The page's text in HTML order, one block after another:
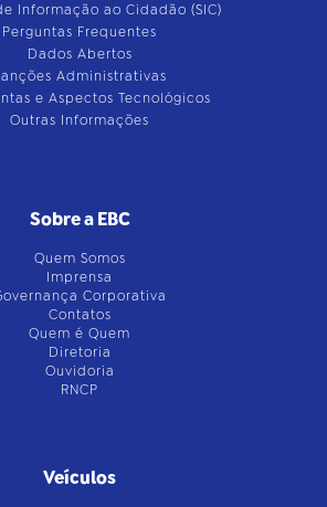
Informação ao Cidadão (SIC)
Perguntas Frequentes
Dados Abertos
Administrativas
e Aspectos Tecnológicos
Outras Informações
Sobre a EBC
Quem Somos
Imprensa
Corporativa
Contatos
Quem é Quem
Diretoria
Ouvidoria
RNCP
Veículos